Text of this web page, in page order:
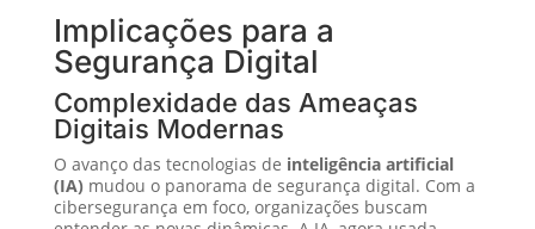
Implicações para a
Segurança Digital
Complexidade das Ameaças
Digitais Modernas
O avanço das tecnologias de inteligência artificial
(IA) mudou o panorama de segurança digital. Com a
cibersegurança em foco, organizações buscam